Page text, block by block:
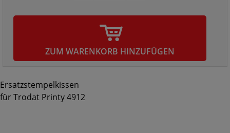
ZUM WARENKORB HINZUFÜGEN
Ersatzstempelkissen
für Trodat Printy 4912